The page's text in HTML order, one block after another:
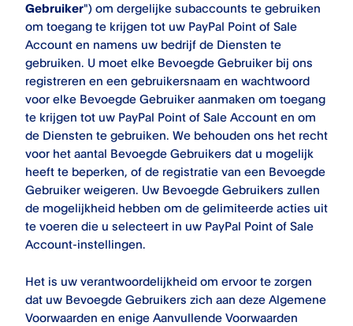
Gebruiker") om dergelijke subaccounts te gebruiken
om toegang te krijgen tot uw PayPal Point of Sale
Account en namens uw bedrijf de Diensten te
gebruiken. U moet elke Bevoegde Gebruiker bij ons
registreren en een gebruikersnaam en wachtwoord
voor elke Bevoegde Gebruiker aanmaken om toegang
te krijgen tot uw PayPal Point of Sale Account en om
de Diensten te gebruiken. We behouden ons het recht
voor het aantal Bevoegde Gebruikers dat u mogelijk
heeft te beperken, of de registratie van een Bevoegde
Gebruiker weigeren. Uw Bevoegde Gebruikers zullen
de mogelijkheid hebben om de gelimiteerde acties uit
te voeren die u selecteert in uw PayPal Point of Sale
Account-instellingen.
Het is uw verantwoordelijkheid om ervoor te zorgen
dat uw Bevoegde Gebruikers zich aan deze Algemene
Voorwaarden en enige Aanvullende Voorwaarden